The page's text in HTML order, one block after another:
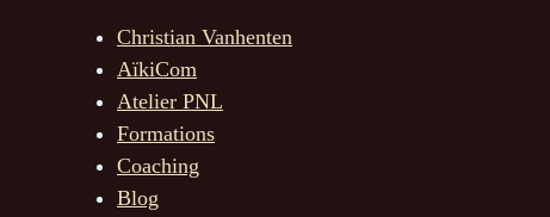
Christian Vanhenten
AïkiCom
Atelier PNL
Formations
Coaching
Blog